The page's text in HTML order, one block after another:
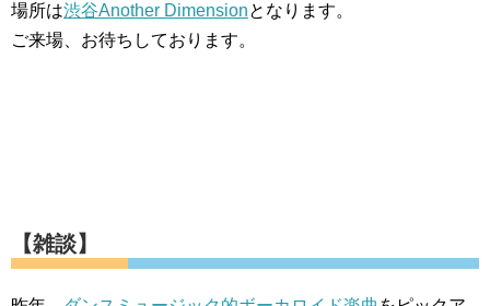
場所は渋谷Another Dimensionとなります。
ご来場、お待ちしております。
【雑談】